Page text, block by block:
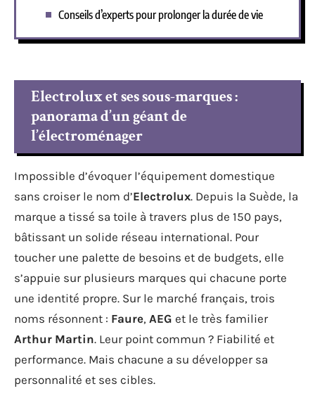
Conseils d’experts pour prolonger la durée de vie
Electrolux et ses sous-marques :
panorama d’un géant de
l’électroménager
Impossible d’évoquer l’équipement domestique
sans croiser le nom d’Electrolux. Depuis la Suède, la
marque a tissé sa toile à travers plus de 150 pays,
bâtissant un solide réseau international. Pour
toucher une palette de besoins et de budgets, elle
s’appuie sur plusieurs marques qui chacune porte
une identité propre. Sur le marché français, trois
noms résonnent : Faure, AEG et le très familier
Arthur Martin. Leur point commun ? Fiabilité et
performance. Mais chacune a su développer sa
personnalité et ses cibles.